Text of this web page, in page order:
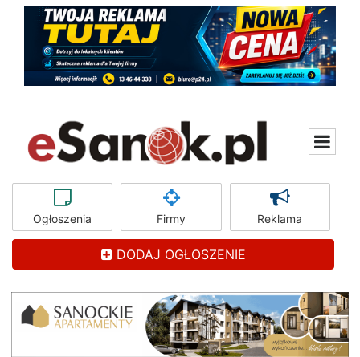
Ogłoszenia Firmy Reklama
DODAJ OGŁOSZENIE